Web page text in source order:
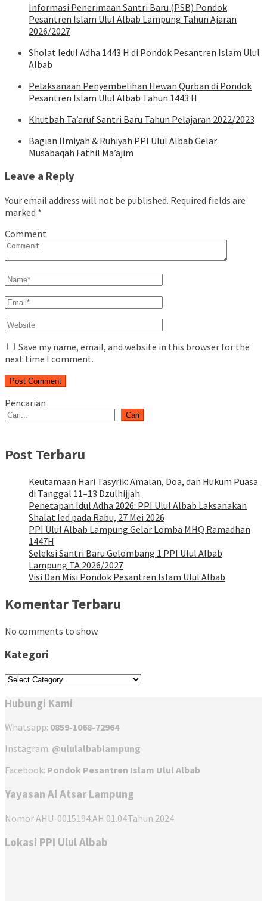
Informasi Penerimaan Santri Baru (PSB) Pondok
Pesantren Islam Ulul Albab Lampung Tahun Ajaran
2026/2027
Sholat Iedul Adha 1443 H di Pondok Pesantren Islam Ulul
Albab
Pelaksanaan Penyembelihan Hewan Qurban di Pondok
Pesantren Islam Ulul Albab Tahun 1443 H
Khutbah Ta’aruf Santri Baru Tahun Pelajaran 2022/2023
Bagian Ilmiyah & Ruhiyah PPI Ulul Albab Gelar
Musabaqah Fathil Ma’ajim
Leave a Reply
Your email address will not be published. Required fields are
marked *
Comment
Save my name, email, and website in this browser for the
next time I comment.
Pencarian
Cari
Post Terbaru
Keutamaan Hari Tasyrik: Amalan, Doa, dan Hukum Puasa
di Tanggal 11–13 Dzulhijjah
Penetapan Idul Adha 2026: PPI Ulul Albab Laksanakan
Shalat Ied pada Rabu, 27 Mei 2026
PPI Ulul Albab Lampung Gelar Lomba MHQ Ramadhan
1447H
Seleksi Santri Baru Gelombang 1 PPI Ulul Albab
Lampung TA 2026/2027
Visi Dan Misi Pondok Pesantren Islam Ulul Albab
Komentar Terbaru
No comments to show.
Kategori
Kategori
Hubungi Kami
Whatsapp: 0859-1068-72964
Instagram: @ululalbablampung
Facebook: Pondok Pesantren Islam Ulul Albab
Yayasan Al Atsar Lampung
Nomor AHU-0015194.AH.01.04.Tahun 2024
Lokasi PPI Ulul Albab